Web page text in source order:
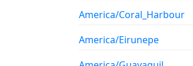
America/Coral_Harbour
America/Eirunepe